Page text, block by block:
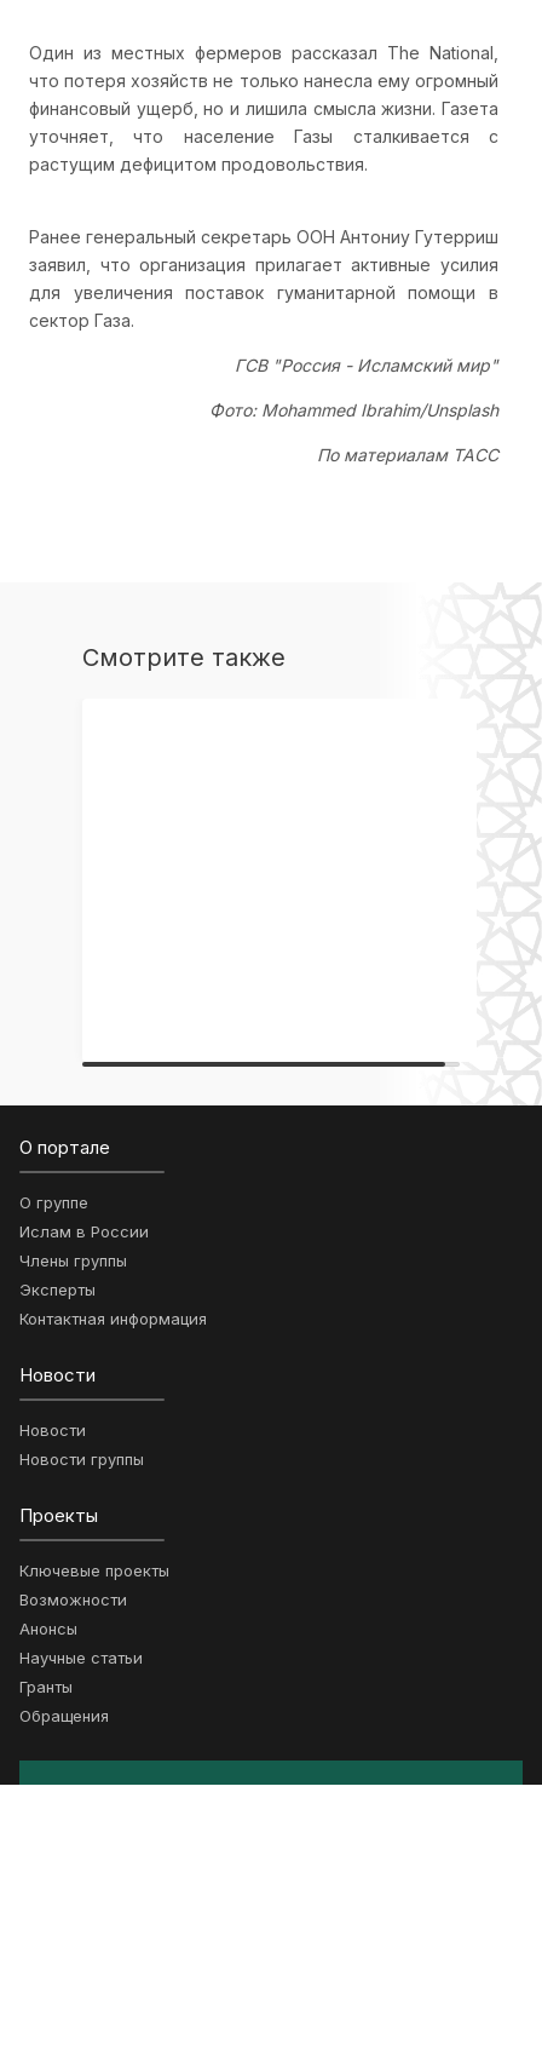
Один из местных фермеров рассказал The National,
что потеря хозяйств не только нанесла ему огромный
финансовый ущерб, но и лишила смысла жизни. Газета
уточняет, что население Газы сталкивается с
растущим дефицитом продовольствия.
Ранее генеральный секретарь ООН Антониу Гутерриш
заявил, что организация прилагает активные усилия
для увеличения поставок гуманитарной помощи в
сектор Газа.
ГСВ "Россия - Исламский мир"
Фото: Mohammed Ibrahim/Unsplash
По материалам ТАСС
Смотрите также
О портале
О группе
Ислам в России
Члены группы
Эксперты
Контактная информация
Новости
Новости
Новости группы
Проекты
Ключевые проекты
Возможности
Анонсы
Научные статьи
Гранты
Обращения